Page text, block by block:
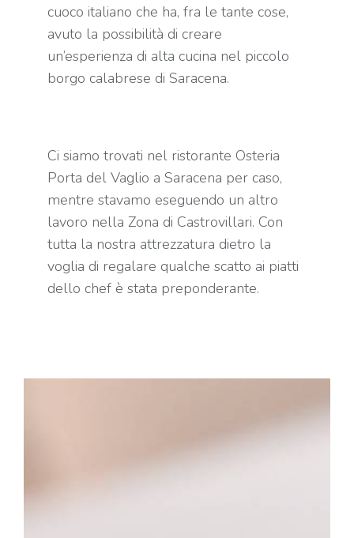
cuoco italiano che ha, fra le tante cose,
avuto la possibilità di creare
un’esperienza di alta cucina nel piccolo
borgo calabrese di Saracena.
Ci siamo trovati nel ristorante Osteria
Porta del Vaglio a Saracena per caso,
mentre stavamo eseguendo un altro
lavoro nella Zona di Castrovillari. Con
tutta la nostra attrezzatura dietro la
voglia di regalare qualche scatto ai piatti
dello chef è stata preponderante.